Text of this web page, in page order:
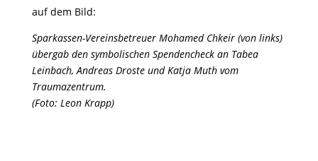
auf dem Bild:
Sparkassen-Vereinsbetreuer Mohamed Chkeir (von links)
übergab den symbolischen Spendencheck an Tabea
Leinbach, Andreas Droste und Katja Muth vom
Traumazentrum.
(Foto: Leon Krapp)